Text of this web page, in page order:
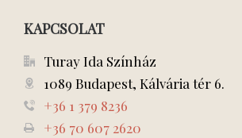
KAPCSOLAT
Turay Ida Színház
1089 Budapest, Kálvária tér 6.
+36 1 379 8236
+36 70 607 2620